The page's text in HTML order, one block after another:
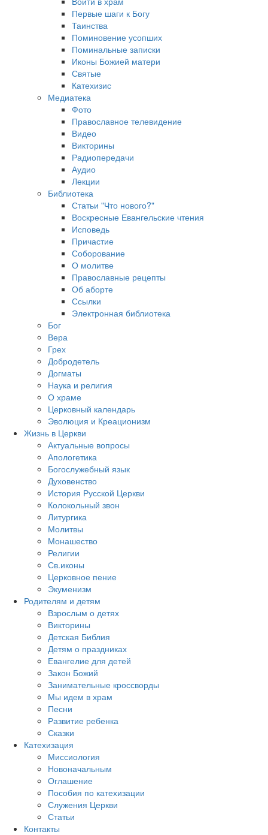
Первые шаги к Богу
Таинства
Поминовение усопших
Поминальные записки
Иконы Божией матери
Святые
Катехизис
Медиатека
Фото
Православное телевидение
Видео
Викторины
Радиопередачи
Аудио
Лекции
Библиотека
Статьи "Что нового?"
Воскресные Евангельские чтения
Исповедь
Причастие
Соборование
О молитве
Православные рецепты
Об аборте
Ссылки
Электронная библиотека
Бог
Вера
Грех
Добродетель
Догматы
Наука и религия
О храме
Церковный календарь
Эволюция и Креационизм
Жизнь в Церкви
Актуальные вопросы
Апологетика
Богослужебный язык
Духовенство
История Русской Церкви
Колокольный звон
Литургика
Молитвы
Монашество
Религии
Св.иконы
Церковное пение
Экуменизм
Родителям и детям
Взрослым о детях
Викторины
Детская Библия
Детям о праздниках
Евангелие для детей
Закон Божий
Занимательные кроссворды
Мы идем в храм
Песни
Развитие ребенка
Сказки
Катехизация
Миссиология
Новоначальным
Оглашение
Пособия по катехизации
Служения Церкви
Статьи
Контакты